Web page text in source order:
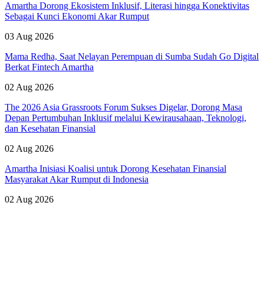
Amartha Dorong Ekosistem Inklusif, Literasi hingga Konektivitas
Sebagai Kunci Ekonomi Akar Rumput
03 Aug 2026
Mama Redha, Saat Nelayan Perempuan di Sumba Sudah Go Digital
Berkat Fintech Amartha
02 Aug 2026
The 2026 Asia Grassroots Forum Sukses Digelar, Dorong Masa
Depan Pertumbuhan Inklusif melalui Kewirausahaan, Teknologi,
dan Kesehatan Finansial
02 Aug 2026
Amartha Inisiasi Koalisi untuk Dorong Kesehatan Finansial
Masyarakat Akar Rumput di Indonesia
02 Aug 2026